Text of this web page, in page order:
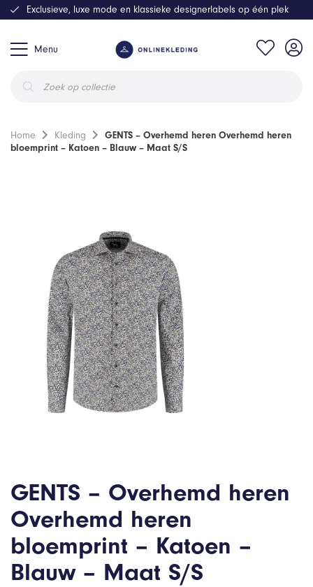
Menu
zoeken
Exclusieve, luxe mode en klassieke designerlabels op één plek
Home Kleding
GENTS – Overhemd heren Overhemd heren
bloemprint – Katoen – Blauw – Maat S/S
GENTS – Overhemd heren
Overhemd heren
bloemprint – Katoen –
Blauw – Maat S/S